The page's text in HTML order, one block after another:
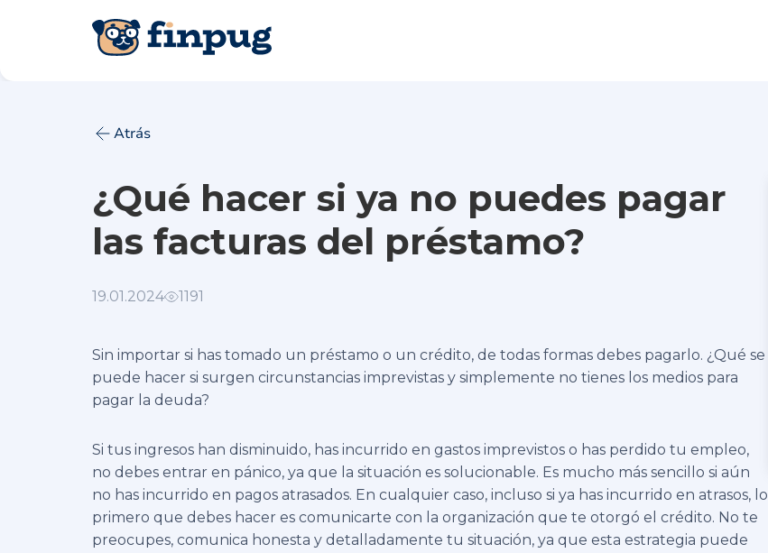
Atrás
¿Qué hacer si ya no puedes pagar
las facturas del préstamo?
19.01.2024 1191
Sin importar si has tomado un préstamo o un crédito, de todas formas debes pagarlo. ¿Qué se
puede hacer si surgen circunstancias imprevistas y simplemente no tienes los medios para
pagar la deuda?
Si tus ingresos han disminuido, has incurrido en gastos imprevistos o has perdido tu empleo,
no debes entrar en pánico, ya que la situación es solucionable. Es mucho más sencillo si aún
no has incurrido en pagos atrasados. En cualquier caso, incluso si ya has incurrido en atrasos, lo
primero que debes hacer es comunicarte con la organización que te otorgó el crédito. No te
preocupes, comunica honesta y detalladamente tu situación, ya que esta estrategia puede